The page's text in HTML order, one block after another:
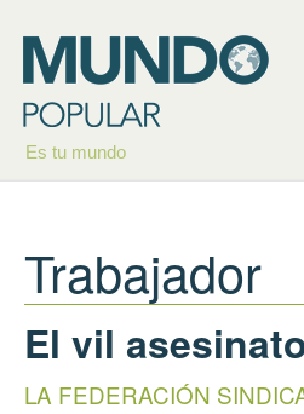
Es tu mundo
Trabajador
El vil
LA FEDERACIÓN